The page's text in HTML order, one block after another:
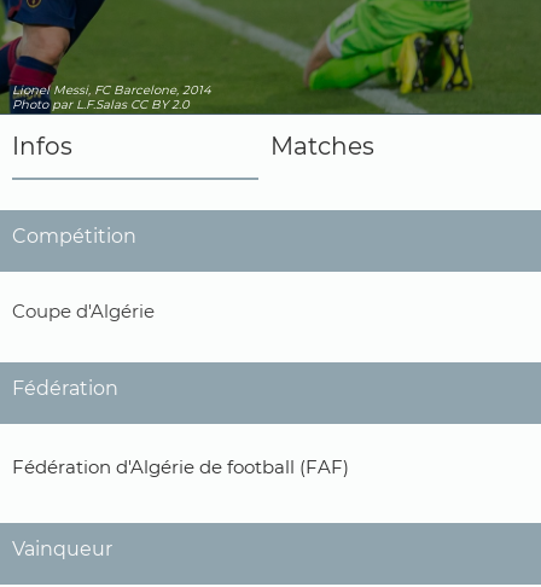
Lionel Messi, FC Barcelone, 2014
Photopar L.F.Salas CC BY 2.0
Infos Matches
Compétition
Coupe d'Algérie
Fédération
Fédération d'Algérie de football (FAF)
Vainqueur